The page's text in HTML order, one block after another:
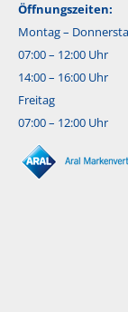
Öffnungszeiten:
Montag –
07:00 – 12:00 Uhr
14:00 – 16:00 Uhr
Freitag
07:00 – 12:00 Uhr